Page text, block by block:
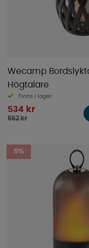
Wecamp
Högtalare
Finns i lager
534 kr
562 kr
5%